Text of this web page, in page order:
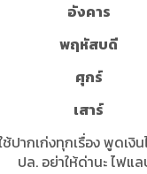
อังคาร
พฤหัสบดี
ศุกร์
เสาร์
ช้ปากเก่งทุกเรื่อง พูดเงิน
ปล. อย่าให้ด่านะ ไฟแ